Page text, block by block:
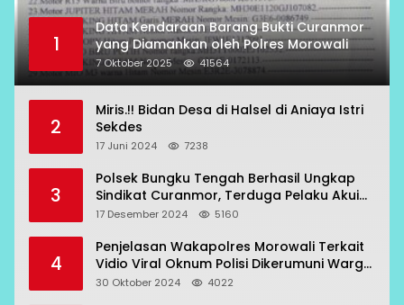
1
Data Kendaraan Barang Bukti Curanmor
yang Diamankan oleh Polres Morowali
7 Oktober 2025 41564
2
Miris.!! Bidan Desa di Halsel di Aniaya Istri
Sekdes
17 Juni 2024 7238
3
Polsek Bungku Tengah Berhasil Ungkap
Sindikat Curanmor, Terduga Pelaku Akui
Beraksi di 7 Lokasi
17 Desember 2024 5160
4
Penjelasan Wakapolres Morowali Terkait
Vidio Viral Oknum Polisi Dikerumuni Warga
Bahodopi
30 Oktober 2024 4022